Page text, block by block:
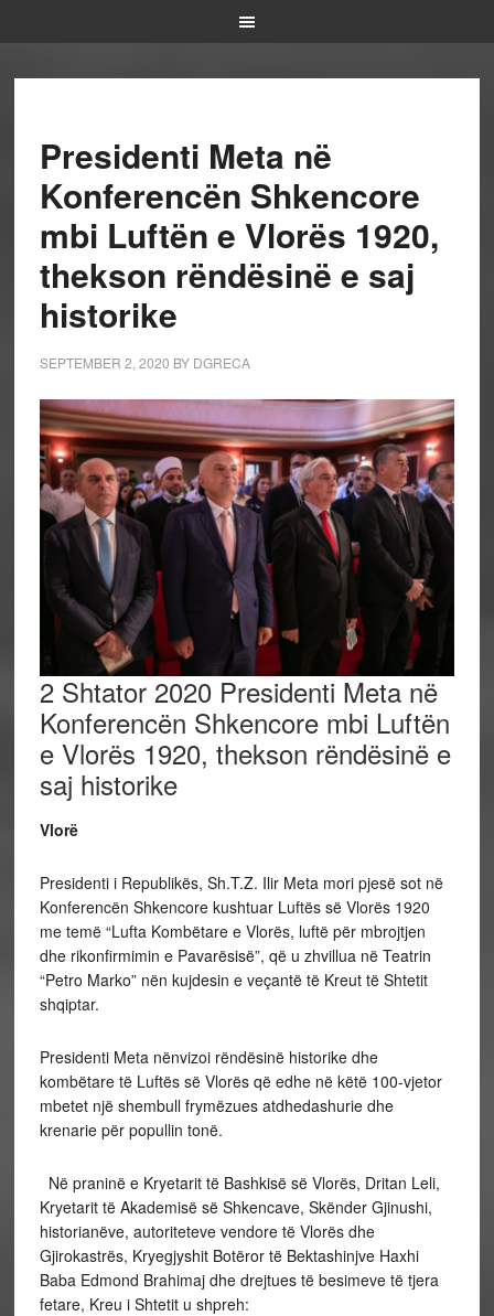
Presidenti Meta në
Konferencën Shkencore
mbi Luftën e Vlorës 1920,
thekson rëndësinë e saj
historike
SEPTEMBER 2, 2020 BY DGRECA
2 Shtator 2020 Presidenti Meta në
Konferencën Shkencore mbi Luftën
e Vlorës 1920, thekson rëndësinë e
saj historike
Vlorë
Presidenti i Republikës, Sh.T.Z. Ilir Meta mori pjesë sot në
Konferencën Shkencore kushtuar Luftës së Vlorës 1920
me temë “Lufta Kombëtare e Vlorës, luftë për mbrojtjen
dhe rikonfirmimin e Pavarësisë”, që u zhvillua në Teatrin
“Petro Marko” nën kujdesin e veçantë të Kreut të Shtetit
shqiptar.
Presidenti Meta nënvizoi rëndësinë historike dhe
kombëtare të Luftës së Vlorës që edhe në këtë 100-vjetor
mbetet një shembull frymëzues atdhedashurie dhe
krenarie për popullin tonë.
Në praninë e Kryetarit të Bashkisë së Vlorës, Dritan Leli,
Kryetarit të Akademisë së Shkencave, Skënder Gjinushi,
historianëve, autoriteteve vendore të Vlorës dhe
Gjirokastrës, Kryegjyshit Botëror të Bektashinjve Haxhi
Baba Edmond Brahimaj dhe drejtues të besimeve të tjera
fetare, Kreu i Shtetit u shpreh: